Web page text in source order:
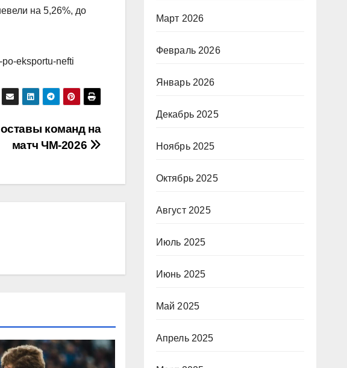
на 5,26%, до
eksportu-nefti
команд на
матч ЧМ-2026
Март 2026
Февраль 2026
Январь 2026
Декабрь 2025
Ноябрь 2025
Октябрь 2025
Август 2025
Июль 2025
Июнь 2025
Май 2025
Апрель 2025